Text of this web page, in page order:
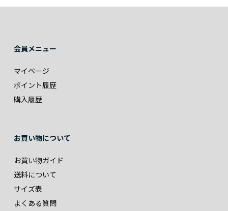
会員メニュー
マイページ
ポイント履歴
購入履歴
お買い物について
お買い物ガイド
送料について
サイズ表
よくある質問